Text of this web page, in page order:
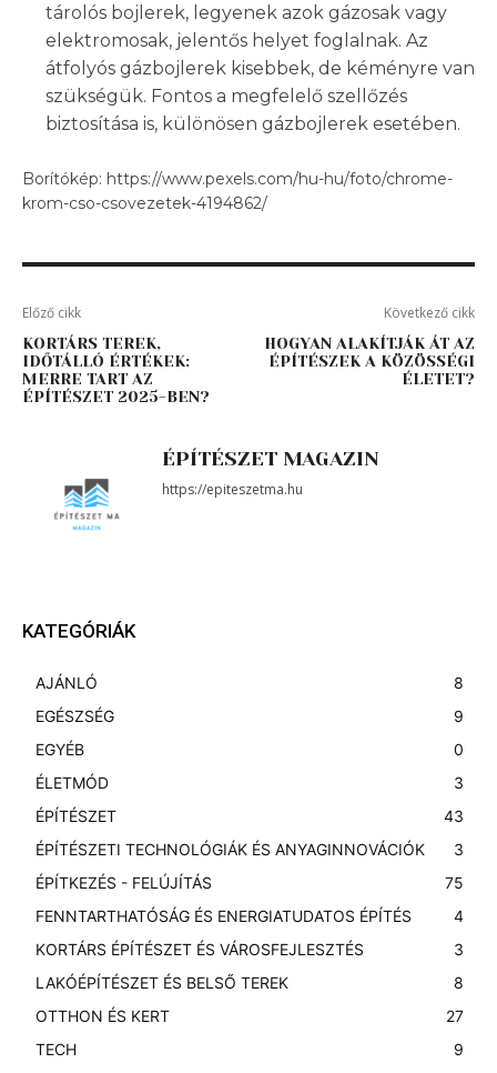
tárolós bojlerek, legyenek azok gázosak vagy
elektromosak, jelentős helyet foglalnak. Az
átfolyós gázbojlerek kisebbek, de kéményre van
szükségük. Fontos a megfelelő szellőzés
biztosítása is, különösen gázbojlerek esetében.
Borítókép: https://www.pexels.com/hu-hu/foto/chrome-
krom-cso-csovezetek-4194862/
Előző cikk
KORTÁRS TEREK,
IDŐTÁLLÓ ÉRTÉKEK:
MERRE TART AZ
ÉPÍTÉSZET 2025-BEN?
Következő cikk
HOGYAN ALAKÍTJÁK ÁT AZ
ÉPÍTÉSZEK A KÖZÖSSÉGI
ÉLETET?
ÉPÍTÉSZET MAGAZIN
https://epiteszetma.hu
KATEGÓRIÁK
AJÁNLÓ
8
EGÉSZSÉG
9
EGYÉB
0
ÉLETMÓD
3
ÉPÍTÉSZET
43
ÉPÍTÉSZETI TECHNOLÓGIÁK ÉS ANYAGINNOVÁCIÓK
3
ÉPÍTKEZÉS - FELÚJÍTÁS
75
FENNTARTHATÓSÁG ÉS ENERGIATUDATOS ÉPÍTÉS
4
KORTÁRS ÉPÍTÉSZET ÉS VÁROSFEJLESZTÉS
3
LAKÓÉPÍTÉSZET ÉS BELSŐ TEREK
8
OTTHON ÉS KERT
27
TECH
9